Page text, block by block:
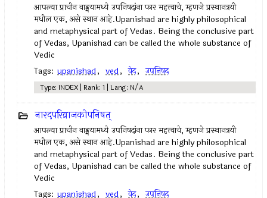
आपल्या प्राचीन वाङ्मयामध्ये उपनिषदांना फार महत्त्वाचे, म्हणजे प्रस्थानत्रयी
मधील एक, असे स्थान आहे.Upanishad are highly philosophical
and metaphysical part of Vedas. Being the conclusive part
of Vedas, Upanishad can be called the whole substance of
Vedic
Tags: upanishad, ved, वेद, उपनिषद‌
Type: INDEX | Rank: 1 | Lang: N/A
नारदपरिव्राजकोपनिषत्
आपल्या प्राचीन वाङ्मयामध्ये उपनिषदांना फार महत्त्वाचे, म्हणजे प्रस्थानत्रयी
मधील एक, असे स्थान आहे.Upanishad are highly philosophical
and metaphysical part of Vedas. Being the conclusive part
of Vedas, Upanishad can be called the whole substance of
Vedic
Tags: upanishad, ved, वेद, उपनिषद‌